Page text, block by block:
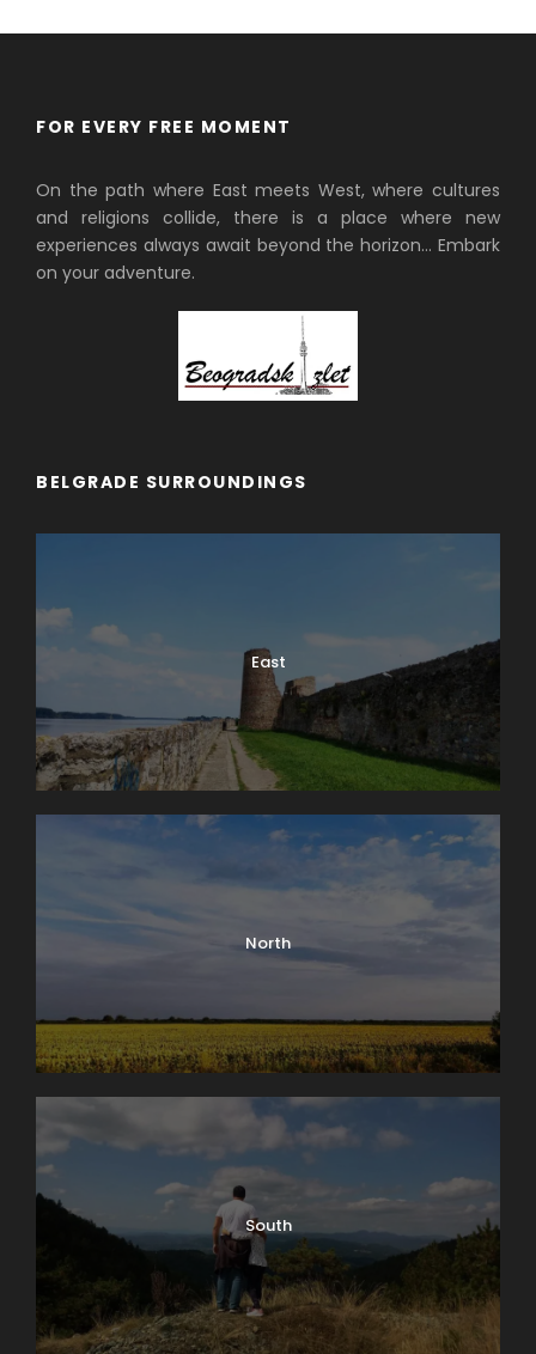
Ako je šetnja, vožnja bicikla, izlet i zabava pored reke
nešto što planirate, onda je svakako jedan od
najboljih izbora Zemunski kej. Ovo je odlično mesto
za prijatan odmor u Beogradu, koje posetioci našeg
grada rado obilaze. Kej počinje u podnožju brda
i pruža se nizvodno desnom obalomDunava
u dužini od oko 2,5 kilometara. Ljubitelji šetnje
uživaće u divnom pogledu naDunav, dok se uz
glavnu stazu nalaze travnate površine, a na prelazu
FOR EVERY FREE MOMENT
On the path where East meets West, where cultures
and religions collide, there is a place where new
experiences always await beyond the horizon… Embark
on your adventure.
BELGRADE SURROUNDINGS
East
North
South